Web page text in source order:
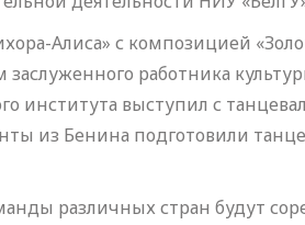
Алиса» с композицией
работника
института выступил с
из Бенина подготовили
различных стран будут